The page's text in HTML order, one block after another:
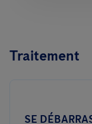
Traitement
SE